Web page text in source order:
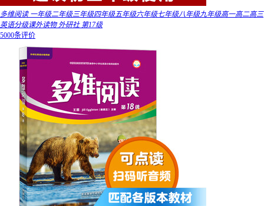
多维阅读 一年级二年级三年级四年级五年级六年级七年级八年级九年级高一高二高三
英语分级课外读物 外研社 第17级
5000条评价